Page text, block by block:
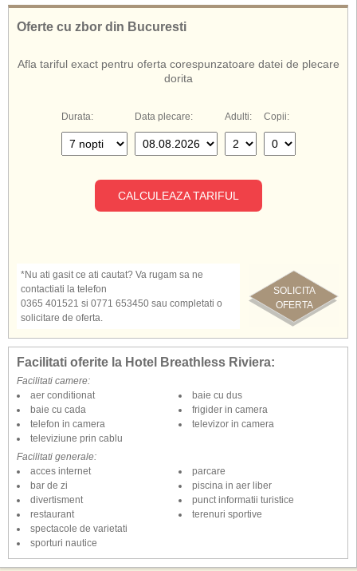
Oferte cu zbor din Bucuresti
Afla tariful exact pentru oferta corespunzatoare datei de plecare
dorita
Durata: Data plecare: Adulti: Copii:
CALCULEAZA TARIFUL
SOLICITA
OFERTA
*Nu ati gasit ce ati cautat? Va rugam sa ne
contactiati la telefon
0365 401521 si 0771 653450 sau completati o
solicitare de oferta.
Facilitati oferite la Hotel Breathless Riviera:
Facilitati camere:
aer conditionat
baie cu cada
baie cu dus
frigider in camera
telefon in camera
televiziune prin cablu
televizor in camera
Facilitati generale:
acces internet
bar de zi
divertisment
parcare
piscina in aer liber
punct informatii turistice
restaurant
spectacole de varietati
sporturi nautice
terenuri sportive